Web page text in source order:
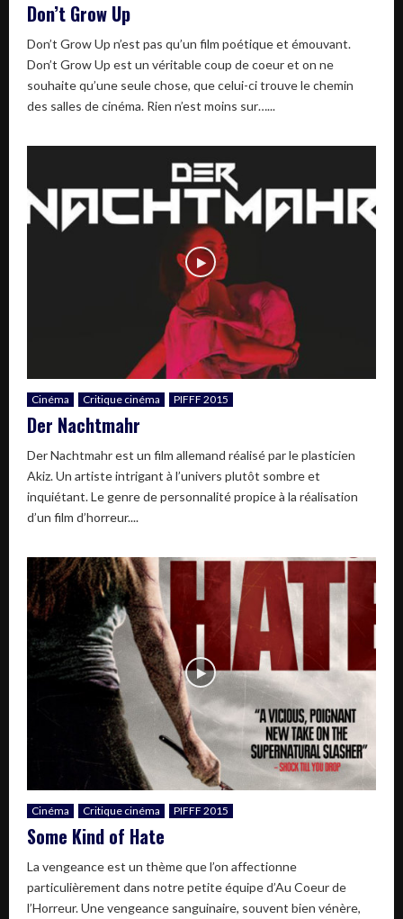
Don’t Grow Up
Don’t Grow Up n’est pas qu’un film poétique et émouvant.
Don’t Grow Up est un véritable coup de coeur et on ne
souhaite qu’une seule chose, que celui-ci trouve le chemin
des salles de cinéma. Rien n’est moins sur…...
Cinéma Critique cinéma PIFFF 2015
Der Nachtmahr
Der Nachtmahr est un film allemand réalisé par le plasticien
Akiz. Un artiste intrigant à l’univers plutôt sombre et
inquiétant. Le genre de personnalité propice à la réalisation
d’un film d’horreur....
Cinéma Critique cinéma PIFFF 2015
Some Kind of Hate
La vengeance est un thème que l’on affectionne
particulièrement dans notre petite équipe d’Au Coeur de
l’Horreur. Une vengeance sanguinaire, souvent bien vénère,